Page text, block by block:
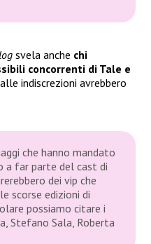
svela anche chi
concorrenti di Tale e
indiscrezioni avrebbero
che hanno mandato
a far parte del cast di
dei vip che
scorse edizioni di
possiamo citare i
Stefano Sala, Roberta